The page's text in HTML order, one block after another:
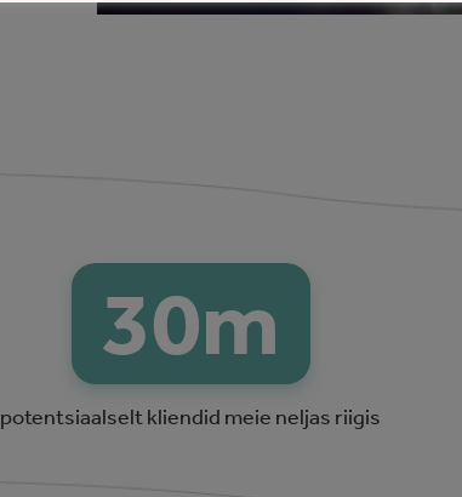
30m
potentsiaalselt kliendid meie neljas riigis